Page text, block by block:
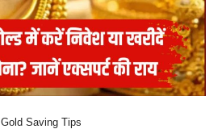
Gold Saving Tips